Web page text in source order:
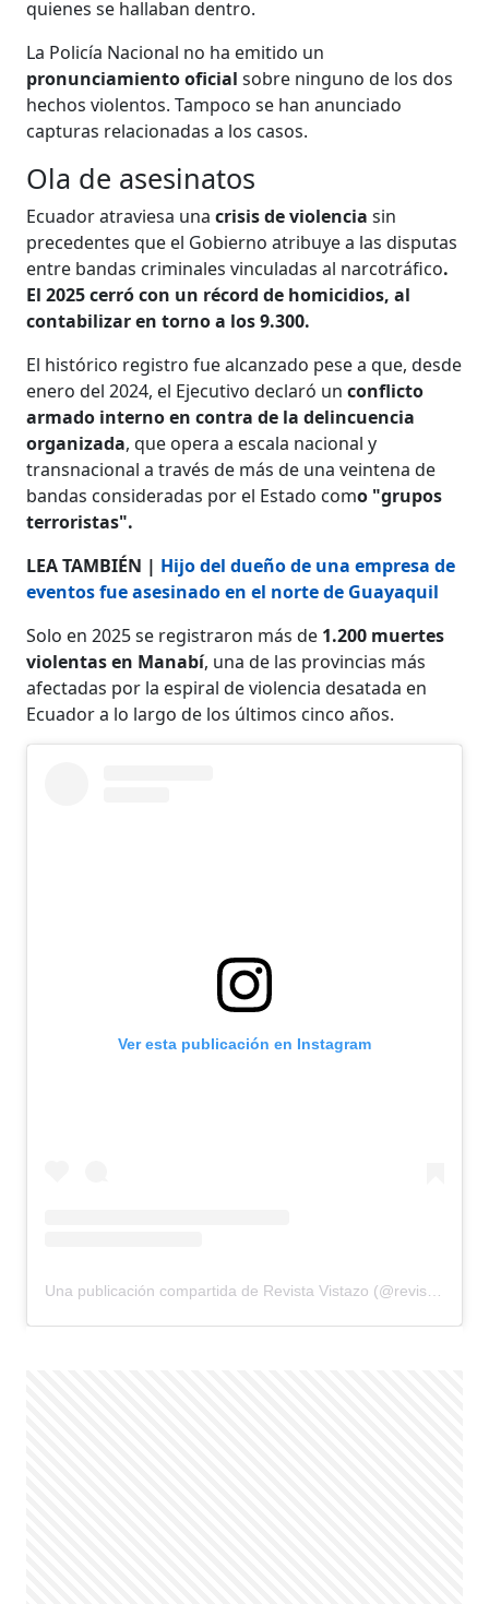
quienes se hallaban dentro.
La Policía Nacional no ha emitido un
pronunciamiento oficialsobre ninguno de los dos
hechos violentos. Tampoco se han anunciado
capturas relacionadas a los casos.
Ola de asesinatos
Ecuador atraviesa una crisis de violencia sin
precedentes que el Gobierno atribuye a las disputas
entre bandas criminales vinculadas al narcotráfico.
El 2025 cerró con un récord de homicidios, al
contabilizar en torno a los 9.300.
El histórico registro fue alcanzado pese a que, desde
enero del 2024, el Ejecutivo declaró un conflicto
armado interno en contra de la delincuencia
organizada, que opera a escala nacional y
transnacional a través de más de una veintena de
bandas consideradas por el Estado como "grupos
terroristas".
LEA TAMBIÉN | Hijo del dueño de una empresa de
eventos fue asesinado en el norte de Guayaquil
Solo en 2025 se registraron más de 1.200 muertes
violentas en Manabí, una de las provincias más
afectadas por la espiral de violencia desatada en
Ecuador a lo largo de los últimos cinco años.
Ver esta publicación en Instagram